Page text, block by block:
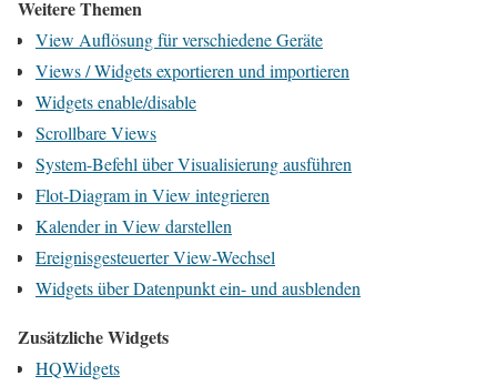
Weitere Themen
View Auflösung für verschiedene Geräte
Views / Widgets exportieren und importieren
Widgets enable/disable
Scrollbare Views
System-Befehl über Visualisierung ausführen
Flot-Diagram in View integrieren
Kalender in View darstellen
Ereignisgesteuerter View-Wechsel
Widgets über Datenpunkt ein- und ausblenden
Zusätzliche Widgets
HQWidgets